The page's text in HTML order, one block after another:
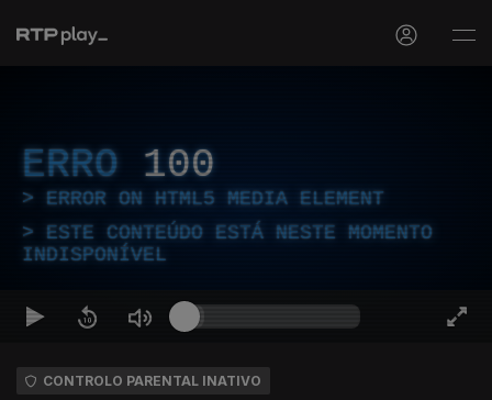
ERRO 100
ERROR ON HTML5 MEDIA ELEMENT
ESTE CONTEÚDO ESTÁ NESTE MOMENTO
INDISPONÍVEL
CONTROLO PARENTAL INATIVO